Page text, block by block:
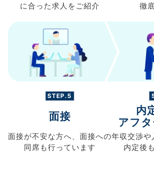
に合った求人を ご紹介
徹
STEP.5
面接
面接が不安な方へ、 面接への
同席も行っています
内
アフ
年収交渉や
内定後